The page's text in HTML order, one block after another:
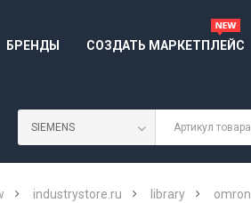
БРЕНДЫ СОЗДАТЬ МАРКЕТПЛЕЙС
industrystore.ru library omron